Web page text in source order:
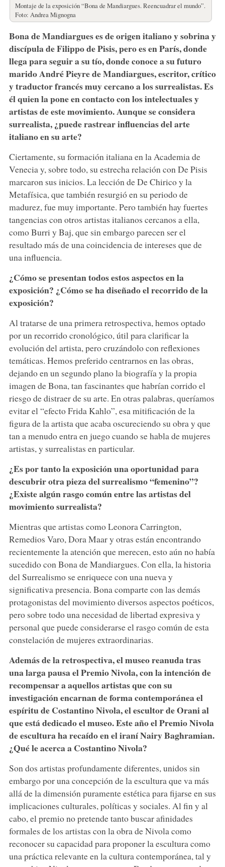
Montaje de la exposición “Bona de Mandiargues. Reencuadrar el mundo”.
Foto: Andrea Mignogna
Bona de Mandiargues es de origen italiano y sobrina y
discípula de Filippo de Pisis, pero es en París, donde
llega para seguir a su tío, donde conoce a su futuro
marido André Pieyre de Mandiargues, escritor, crítico
y traductor francés muy cercano a los surrealistas. Es
él quien la pone en contacto con los intelectuales y
artistas de este movimiento. Aunque se considera
surrealista, ¿puede rastrear influencias del arte
italiano en su arte?
Ciertamente, su formación italiana en la Academia de
Venecia y, sobre todo, su estrecha relación con De Pisis
marcaron sus inicios. La lección de De Chirico y la
Metafísica, que también resurgió en su periodo de
madurez, fue muy importante. Pero también hay fuertes
tangencias con otros artistas italianos cercanos a ella,
como Burri y Baj, que sin embargo parecen ser el
resultado más de una coincidencia de intereses que de
una influencia.
¿Cómo se presentan todos estos aspectos en la
exposición? ¿Cómo se ha diseñado el recorrido de la
exposición?
Al tratarse de una primera retrospectiva, hemos optado
por un recorrido cronológico, útil para clarificar la
evolución del artista, pero cruzándolo con reflexiones
temáticas. Hemos preferido centrarnos en las obras,
dejando en un segundo plano la biografía y la propia
imagen de Bona, tan fascinantes que habrían corrido el
riesgo de distraer de su arte. En otras palabras, queríamos
evitar el “efecto Frida Kahlo”, esa mitificación de la
figura de la artista que acaba oscureciendo su obra y que
tan a menudo entra en juego cuando se habla de mujeres
artistas, y surrealistas en particular.
¿Es por tanto la exposición una oportunidad para
descubrir otra pieza del surrealismo “femenino”?
¿Existe algún rasgo común entre las artistas del
movimiento surrealista?
Mientras que artistas como Leonora Carrington,
Remedios Varo, Dora Maar y otras están encontrando
recientemente la atención que merecen, esto aún no había
sucedido con Bona de Mandiargues. Con ella, la historia
del Surrealismo se enriquece con una nueva y
significativa presencia. Bona comparte con las demás
protagonistas del movimiento diversos aspectos poéticos,
pero sobre todo una necesidad de libertad expresiva y
personal que puede considerarse el rasgo común de esta
constelación de mujeres extraordinarias.
Además de la retrospectiva, el museo reanuda tras
una larga pausa el Premio Nivola, con la intención de
recompensar a aquellos artistas que con su
investigación encarnan de forma contemporánea el
espíritu de Costantino Nivola, el escultor de Orani al
que está dedicado el museo. Este año el Premio Nivola
de escultura ha recaído en el iraní Nairy Baghramian.
¿Qué le acerca a Costantino Nivola?
Son dos artistas profundamente diferentes, unidos sin
embargo por una concepción de la escultura que va más
allá de la dimensión puramente estética para fijarse en sus
implicaciones culturales, políticas y sociales. Al fin y al
cabo, el premio no pretende tanto buscar afinidades
formales de los artistas con la obra de Nivola como
reconocer su capacidad para proponer la escultura como
una práctica relevante en la cultura contemporánea, tal y